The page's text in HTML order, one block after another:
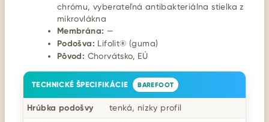
chrómu, vyberateľná antibakteriálna stielka z
mikrovlákna
Membrána: —
Podošva: Lifolit® (guma)
Pôvod: Chorvátsko, EÚ
TECHNICKÉ ŠPECIFIKÁCIE BAREFOOT
Hrúbka podošvy tenká, nízky profil